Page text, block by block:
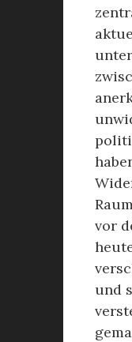
vor
und